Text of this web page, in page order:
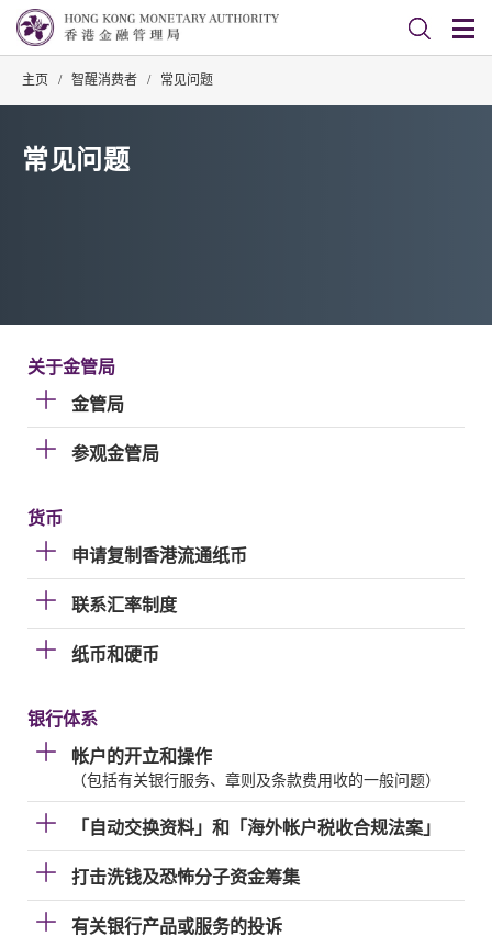
主页 / 智醒消费者 / 常见问题
常见问题
关于金管局
金管局
参观金管局
货币
申请复制香港流通纸币
联系汇率制度
纸币和硬币
银行体系
帐户的开立和操作
（包括有关银行服务、章则及条款费用收的一般问题）
「自动交换资料」和「海外帐户税收合规法案」
打击洗钱及恐怖分子资金筹集
有关银行产品或服务的投诉